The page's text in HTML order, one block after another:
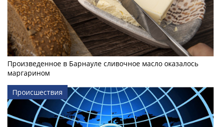
Произведенное в Барнауле сливочное масло оказалось
маргарином
Происшествия